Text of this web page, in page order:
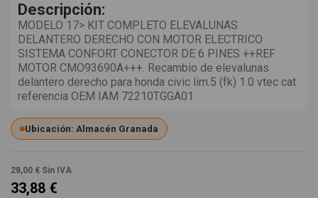
Descripción:
MODELO 17> KIT COMPLETO ELEVALUNAS
DELANTERO DERECHO CON MOTOR ELECTRICO
SISTEMA CONFORT CONECTOR DE 6 PINES ++REF
MOTOR CMO93690A+++. Recambio de elevalunas
delantero derecho para honda civic lim.5 (fk) 1.0 vtec cat
referencia OEM IAM 72210TGGA01
Ubicación: Almacén Granada
28,00 € Sin IVA
33,88 €